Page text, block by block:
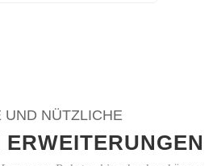
UND NÜTZLICHE